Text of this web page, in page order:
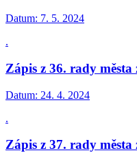
Datum: 7. 5. 2024
.
Zápis z 36. rady města
Datum: 24. 4. 2024
.
Zápis z 37. rady města